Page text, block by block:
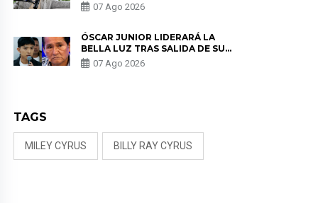
SALUD ANTES DE SEPARARSE DE
KORINA: “ME ENCONTRARON UN
07 Ago 2026
ÓSCAR JUNIOR LIDERARÁ LA
BELLA LUZ TRAS SALIDA DE SU
PADRE POR POLÉMICA CON
NALDY SALDAÑA
07 Ago 2026
TAGS
MILEY CYRUS BILLY RAY CYRUS